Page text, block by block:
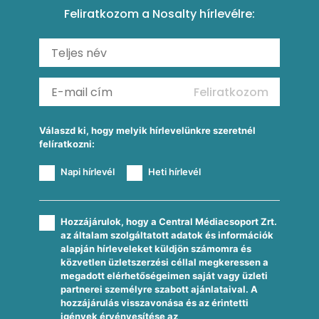
Carbonara
Shakshuka
Ratatouille
Mexikói húsleves kukorica salsával
Almás-kéksajtos kukoricasaláta
Köretek
Reggeli receptek
Feliratkozom a Nosalty hírlevélre:
Feliratkozom
Válaszd ki, hogy melyik hírlevelünkre szeretnél
felíratkozni:
Napi hírlevél Heti hírlevél
Hozzájárulok, hogy a Central Médiacsoport Zrt.
az általam szolgáltatott adatok és információk
alapján hírleveleket küldjön számomra és
közvetlen üzletszerzési céllal megkeressen a
megadott elérhetőségeimen saját vagy üzleti
partnerei személyre szabott ajánlataival. A
hozzájárulás visszavonása és az érintetti
igények érvényesítése az